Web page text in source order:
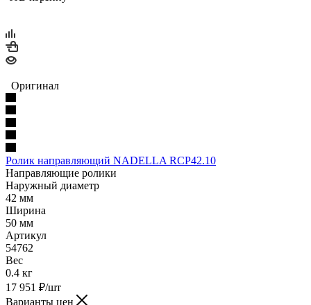
Оригинал
Ролик направляющий NADELLA RCP42.10
Направляющие ролики
Наружный диаметр
42 мм
Ширина
50 мм
Артикул
54762
Вес
0.4 кг
17 951 ₽/шт
Варианты цен